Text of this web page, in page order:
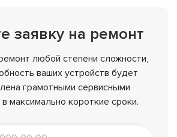
заявку на ремонт
любой степени сложности,
ваших устройств будет
грамотными сервисными
максимально короткие сроки.